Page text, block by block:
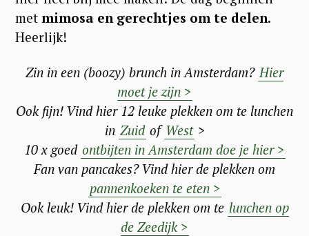
met mimosa en gerechtjes om te delen.
Heerlijk!
Zin in een (boozy) brunch in Amsterdam? Hier
moet je zijn >
Ook fijn! Vind hier 12 leuke plekken om te lunchen
in Zuid of West >
10 x goed ontbijten in Amsterdam doe je hier >
Fan van pancakes? Vind hier de plekken om
pannenkoeken te eten >
Ook leuk! Vind hier de plekken om te lunchen op
de Zeedijk >
e